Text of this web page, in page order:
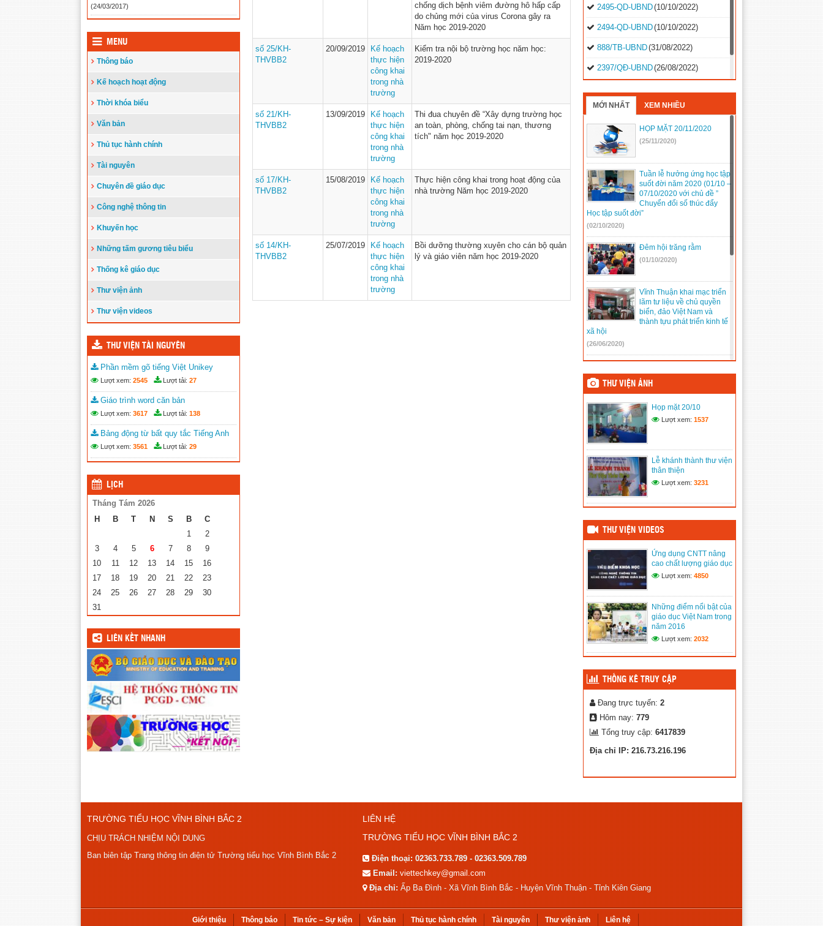
chống dịch bệnh viêm đường hô hấp cấp
do chủng mới của virus Corona gây ra
Năm học 2019-2020
số 25/KH-
THVBB2
20/09/2019
Kế hoạch
thực hiện
công khai
trong nhà
trường
Kiểm tra nội bộ trường học năm học:
2019-2020
số 21/KH-
THVBB2
13/09/2019
Kế hoạch
thực hiện
công khai
trong nhà
trường
Thi đua chuyên đề “Xây dựng trường học
an toàn, phòng, chống tai nạn, thương
tích" năm học 2019-2020
số 17/KH-
THVBB2
15/08/2019
Kế hoạch
thực hiện
công khai
trong nhà
trường
Thực hiện công khai trong hoạt động của
nhà trường Năm học 2019-2020
số 14/KH-
THVBB2
25/07/2019
Kế hoạch
thực hiện
công khai
trong nhà
trường
Bồi dưỡng thường xuyên cho cán bộ quản
lý và giáo viên năm học 2019-2020
Trao 20 suất quà cho học sinh có
hoàn cảnh khó khăn trước thềm năm
học mới(25/08/2023)
Toà án nhân dân tỉnh Kiên Giang
tặng Quỹ khuyến học huyện Vĩnh
2024 (15/08/2023)
Đẩy nhanh tiến độ thi công “Công
trình xây nhà khuyến học năm 2023”
tặng học sinh nghèo vượt khó học giỏi
hiện chưa có nhà ở
(24/03/2017)
MENU
Thông báo
Kế hoạch hoạt động
Thời khóa biểu
Văn bản
Thủ tục hành chính
Tài nguyên
Chuyên đề giáo dục
Công nghệ thông tin
Khuyến học
Những tấm gương tiêu biểu
Thống kê giáo dục
Thư viện ảnh
Thư viện videos
THƯ VIỆN TÀI NGUYÊN
Phần mềm gõ tiếng Việt Unikey
Lượt xem: 2545 Lượt tải: 27
Giáo trình word căn bản
Lượt xem: 3617 Lượt tải: 138
Bảng động từ bất quy tắc Tiếng Anh
Lượt xem: 3561 Lượt tải: 29
LỊCH
Tháng Tám 2026
H
B T N S B
C
1
2
3
4 5 6 7 8
9
10
11 12 13 14 15
16
17
18 19 20 21 22
23
24
25 26 27 28 29
30
31
LIÊN KẾT NHANH
2495-QD-UBND(10/10/2022)
2494-QD-UBND(10/10/2022)
888/TB-UBND(31/08/2022)
2397/QĐ-UBND(26/08/2022)
MỚI NHẤT XEM NHIỀU
HỌP MẶT 20/11/2020
(25/11/2020)
Tuần lễ hưởng ứng học tập
suốt đời năm 2020 (01/10 –
07/10/2020 với chủ đề ”
Chuyển đổi số thúc đẩy
Học tập suốt đời”
(02/10/2020)
Đêm hội trăng rằm
(01/10/2020)
Vĩnh Thuận khai mạc triển
lãm tư liệu về chủ quyền
biển, đảo Việt Nam và
thành tựu phát triển kinh tế
xã hội
(26/06/2020)
Đại hội Đảng
(11/06/2020)
Tham gia Đại hội Đảng bộ
(11/06/2020)
Họp mặt ngày 20/11
(11/06/2020)
Hưởng ứng tuần lễ áo dài
THƯ VIỆN ẢNH
Họp mặt 20/10
Lượt xem: 1537
Lễ khánh thành thư viện
thân thiện
Lượt xem: 3231
THƯ VIỆN VIDEOS
Ứng dụng CNTT nâng
cao chất lượng giáo dục
Lượt xem: 4850
Những điểm nổi bật của
giáo dục Việt Nam trong
năm 2016
Lượt xem: 2032
THỐNG KÊ TRUY CẬP
Đang trực tuyến: 2
Hôm nay: 779
Tổng truy cập: 6417839
Địa chỉ IP: 216.73.216.196
TRƯỜNG TIỂU HỌC VĨNH BÌNH BẮC 2
CHỊU TRÁCH NHIỆM NỘI DUNG
Ban biên tập Trang thông tin điện tử Trường tiểu học Vĩnh Bình Bắc 2
LIÊN HỆ
TRƯỜNG TIỂU HỌC VĨNH BÌNH BẮC 2
Điện thoại:02363.733.789 - 02363.509.789
Email:viettechkey@gmail.com
Địa chỉ:Ấp Ba Đình - Xã Vĩnh Bình Bắc - Huyện Vĩnh Thuận - Tỉnh Kiên Giang
Giới thiệu Thông báo Tin tức – Sự kiện Văn bản Thủ tục hành chính Tài nguyên Thư viện ảnh Liên hệ